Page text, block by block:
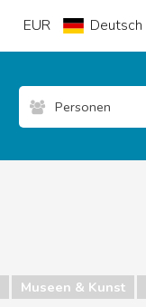
EUR Deutsch
Personen
Museen & Kunst